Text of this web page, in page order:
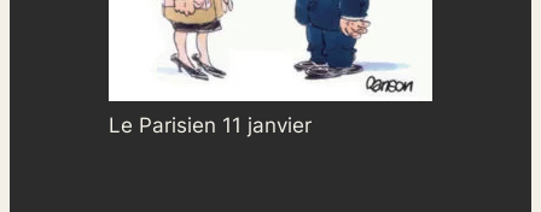
Le Parisien 11 janvier